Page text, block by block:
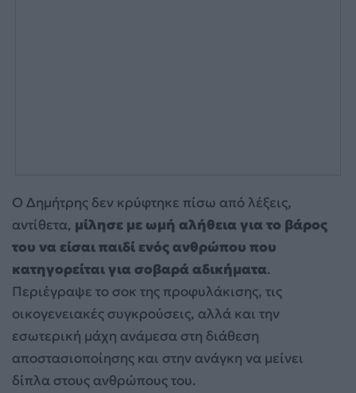
Ο Δημήτρης δεν κρύφτηκε πίσω από λέξεις,
αντίθετα, μίλησε με ωμή αλήθεια για το βάρος
του να είσαι παιδί ενός ανθρώπου που
κατηγορείται για σοβαρά αδικήματα.
Περιέγραψε το σοκ της προφυλάκισης, τις
οικογενειακές συγκρούσεις, αλλά και την
εσωτερική μάχη ανάμεσα στη διάθεση
αποστασιοποίησης και στην ανάγκη να μείνει
δίπλα στους ανθρώπους του.